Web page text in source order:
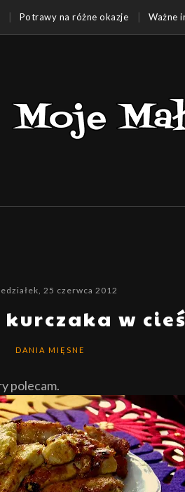
Potrawy na różne okazje Ważne
25 czerwca 2012
w
DANIA MIĘSNE
polecam.